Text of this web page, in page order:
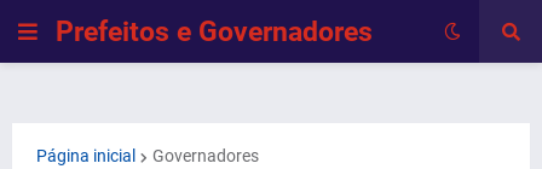
Prefeitos e Governadores
Página inicial Governadores